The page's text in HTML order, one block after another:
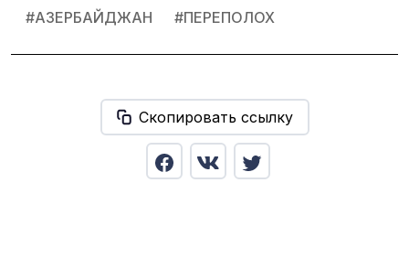
#АЗЕРБАЙДЖАН #ПЕРЕПОЛОХ
Скопировать ссылку